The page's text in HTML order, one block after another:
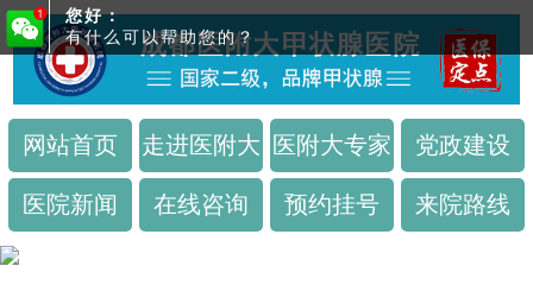
网站首页 走进医附大 医附大专家 党政建设
医院新闻 在线咨询 预约挂号 来院路线
您好：
有什么可以帮助您的？